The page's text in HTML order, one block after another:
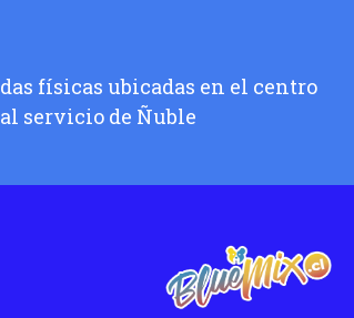
físicas ubicadas en el centro
servicio de Ñuble